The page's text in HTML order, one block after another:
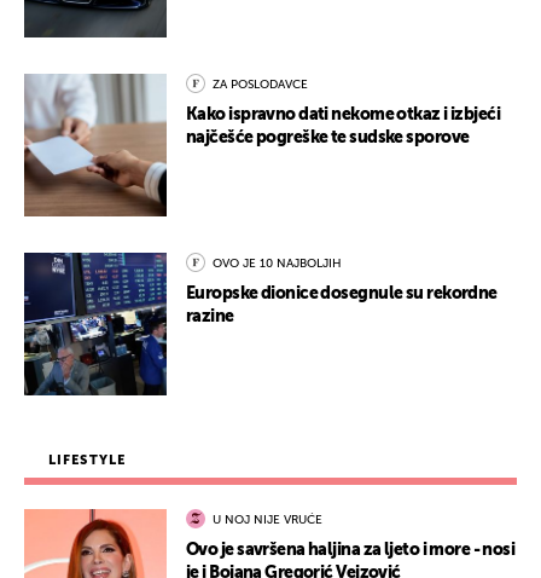
ZA POSLODAVCE
Kako ispravno dati nekome otkaz i izbjeći
najčešće pogreške te sudske sporove
OVO JE 10 NAJBOLJIH
Europske dionice dosegnule su rekordne
razine
LIFESTYLE
U NOJ NIJE VRUĆE
Ovo je savršena haljina za ljeto i more - nosi
je i Bojana Gregorić Vejzović